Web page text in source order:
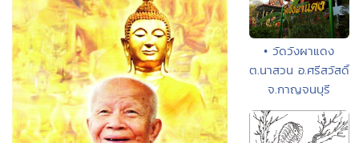
• วัดวังผาแดง
ต.นาสวน อ.ศรีสวัสดิ์
จ.กาญจนบุรี